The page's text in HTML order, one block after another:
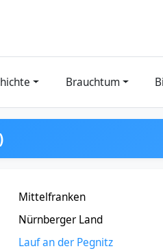
Brauchtum
Mittelfranken
Nürnberger Land
Lauf an der Pegnitz